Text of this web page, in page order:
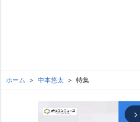
ホーム 中本悠太 特集
arrow_forward_ios